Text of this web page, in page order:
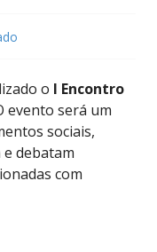
o I Encontro
evento será um
sociais,
e debatam
com